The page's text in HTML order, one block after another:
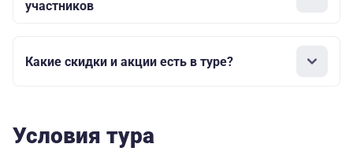
участников
Какие скидки и акции есть в туре?
Условия тура